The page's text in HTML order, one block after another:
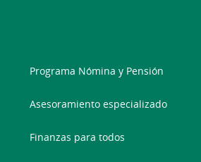
Programa Nómina y Pensión
Asesoramiento especializado
Finanzas para todos